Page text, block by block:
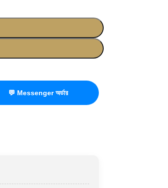
💬 Messenger অর্ডার